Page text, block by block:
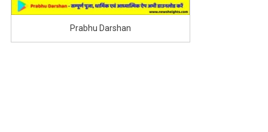
Prabhu Darshan